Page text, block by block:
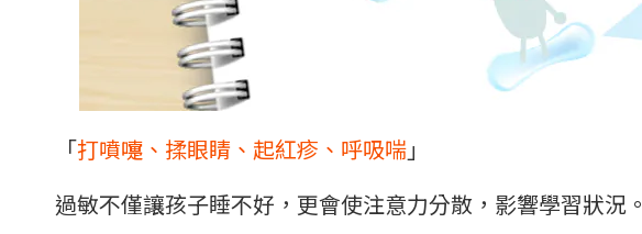
「打噴嚏、揉眼睛、起紅疹、呼吸喘」
過敏不僅讓孩子睡不好，更會使注意力分散，影響學習狀況。